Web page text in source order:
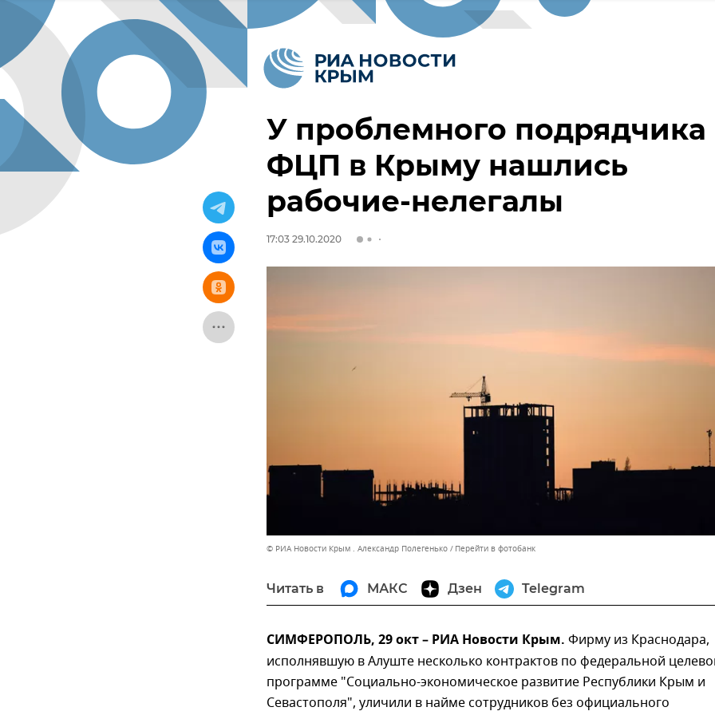
У проблемного подрядчика
ФЦП в Крыму нашлись
рабочие-нелегалы
17:03 29.10.2020
© РИА Новости Крым . Александр Полегенько Перейти в фотобанк
Читать в МАКС Дзен Telegram
СИМФЕРОПОЛЬ, 29 окт – РИА Новости Крым. Фирму из Краснодара,
исполнявшую в Алуште несколько контрактов по федеральной
программе "Социально-экономическое развитие Республики Крым и
Севастополя", уличили в найме сотрудников без официального